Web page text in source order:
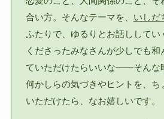
合い方。そんなテーマを、 いしだ
ふたりで、ゆるりとお話しして
くださったみなさんが少しでも
ていただけたらいいな——そんな
何かしらの気づきやヒントを、ち
いただけたら、なお嬉しいです。